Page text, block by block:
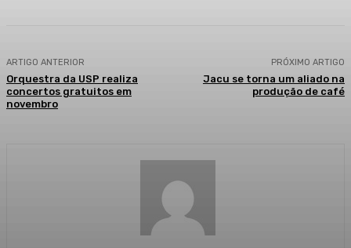
ARTIGO ANTERIOR
Orquestra da USP realiza
concertos gratuitos em
novembro
PRÓXIMO ARTIGO
Jacu se torna um aliado na
produção de café